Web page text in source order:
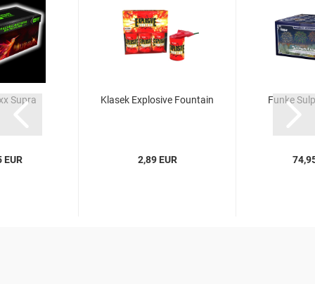
Supra
EUR
Klasek Explosive Fountain
2,89 EUR
Funke